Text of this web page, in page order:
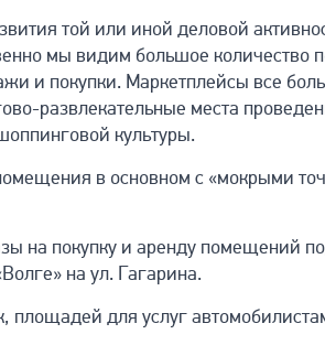
той или иной деловой
мы видим большое
и покупки. Маркетплейсы все
развлекательные места
культуры.
в основном с «мокрыми
на покупку и аренду помещений
на ул. Гагарина.
площадей для услуг